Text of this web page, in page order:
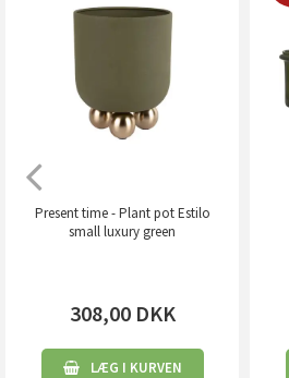
Present time - Plant pot Estilo
small luxury green
308,00 DKK
LÆG I KURVEN